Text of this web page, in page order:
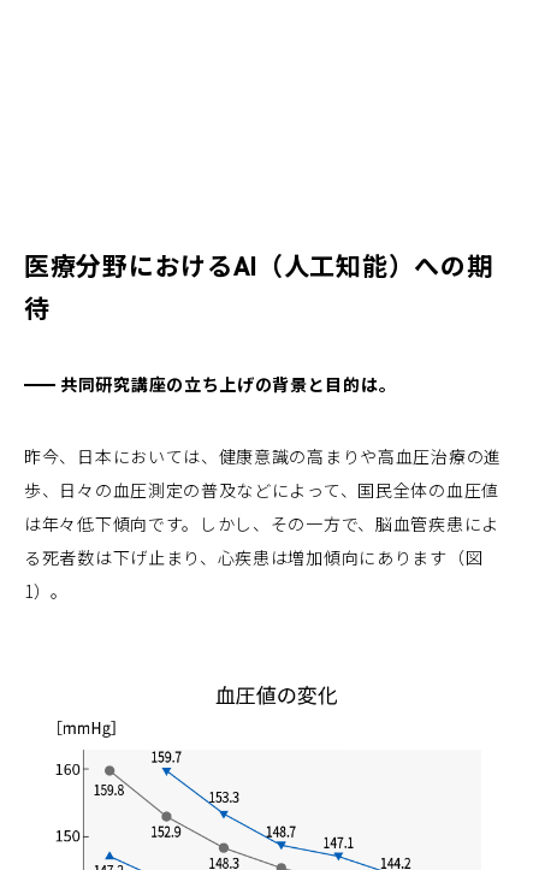
医療分野におけるAI（人工知能）への期
待
共同研究講座の立ち上げの背景と目的は。
昨今、日本においては、健康意識の高まりや高血圧治療の進
歩、日々の血圧測定の普及などによって、国民全体の血圧値
は年々低下傾向です。しかし、その一方で、脳血管疾患によ
る死者数は下げ止まり、心疾患は増加傾向にあります（図
1）。